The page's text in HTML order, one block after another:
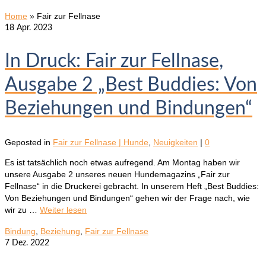
Home » Fair zur Fellnase
18 Apr. 2023
In Druck: Fair zur Fellnase,
Ausgabe 2 „Best Buddies: Von
Beziehungen und Bindungen“
Geposted in Fair zur Fellnase | Hunde Neuigkeiten | 0
Es ist tatsächlich noch etwas aufregend. Am Montag haben wir
unsere Ausgabe 2 unseres neuen Hundemagazins „Fair zur
Fellnase“ in die Druckerei gebracht. In unserem Heft „Best Buddies:
Von Beziehungen und Bindungen“ gehen wir der Frage nach, wie
wir zu … Weiter lesen
Bindung Beziehung Fair zur Fellnase
7 Dez. 2022